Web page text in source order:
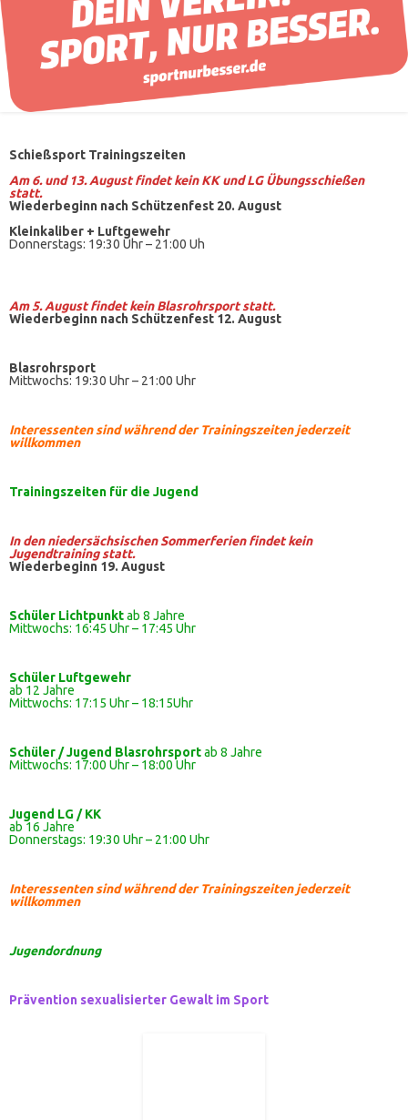
Schießsport Trainingszeiten
Am 6. und 13. August findet kein KK und LG Übungsschießen
statt.
Wiederbeginn nach Schützenfest 20. August
Kleinkaliber + Luftgewehr
Donnerstags: 19:30 Uhr – 21:00 Uh
Am 5. August findet keinBlasrohrsportstatt.
Wiederbeginn nach Schützenfest 12. August
Blasrohrsport
Mittwochs: 19:30 Uhr – 21:00 Uhr
Interessenten sind während der Trainingszeiten jederzeit
willkommen
Trainingszeiten für die Jugend
In den niedersächsischen Sommerferien findet kein
Jugendtraining statt.
Wiederbeginn 19. August
Schüler Lichtpunktab 8 Jahre
Mittwochs: 16:45 Uhr – 17:45 Uhr
Schüler Luftgewehr
ab 12 Jahre
Mittwochs: 17:15 Uhr – 18:15Uhr
Schüler / Jugend Blasrohrsportab 8 Jahre
Mittwochs: 17:00 Uhr – 18:00 Uhr
Jugend LG / KK
ab 16 Jahre
Donnerstags: 19:30 Uhr – 21:00 Uhr
Interessenten sind während der Trainingszeiten jederzeit
willkommen
Jugendordnung
Prävention sexualisierter Gewalt im Sport